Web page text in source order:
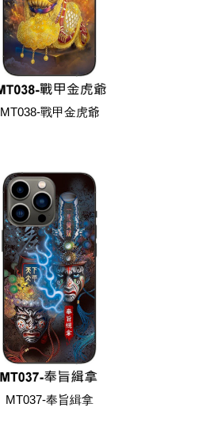
MT038-戰甲金虎爺
MT037-奉旨緝拿